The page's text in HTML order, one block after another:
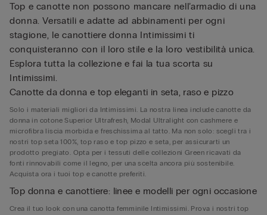
Top e canotte non possono mancare nell’armadio di una
donna. Versatili e adatte ad abbinamenti per ogni
stagione, le canottiere donna Intimissimi ti
conquisteranno con il loro stile e la loro vestibilità unica.
Esplora tutta la collezione e fai la tua scorta su
Intimissimi.
Canotte da donna e top eleganti in seta, raso e pizzo
Solo i materiali migliori da Intimissimi. La nostra linea include canotte da
donna in cotone Superior Ultrafresh, Modal Ultralight con cashmere e
microfibra liscia morbida e freschissima al tatto. Ma non solo: scegli tra i
nostri top seta 100%, top raso e top pizzo e seta, per assicurarti un
prodotto pregiato. Opta per i tessuti delle collezioni Green ricavati da
fonti rinnovabili come il legno, per una scelta ancora più sostenibile.
Acquista ora i tuoi top e canotte preferiti.
Top donna e canottiere: linee e modelli per ogni occasione
Crea il tuo look con una canotta femminile Intimissimi. Prova i nostri top